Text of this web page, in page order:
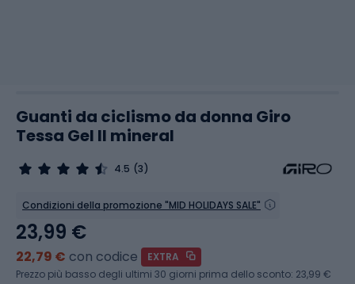
Guanti da ciclismo da donna Giro
Tessa Gel II mineral
4.5 (3)
Condizioni della promozione "MID HOLIDAYS SALE"
23,99 €
22,79 € con codice
EXTRA
Prezzo più basso degli ultimi 30 giorni prima dello sconto: 23,99 €